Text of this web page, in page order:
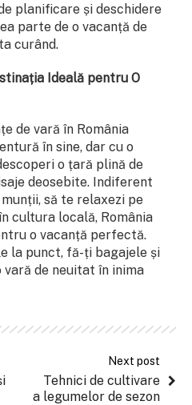
planificare și deschidere
parte de o vacanță de
curând.
Ideală pentru O
de vară în România
în sine, dar cu o
o țară plină de
deosebite. Indiferent
să te relaxezi pe
cultura locală, România
o vacanță perfectă.
la punct, fă-ți bagajele și
de neuitat în inima
Next post
Tehnici de cultivare
a legumelor de sezon